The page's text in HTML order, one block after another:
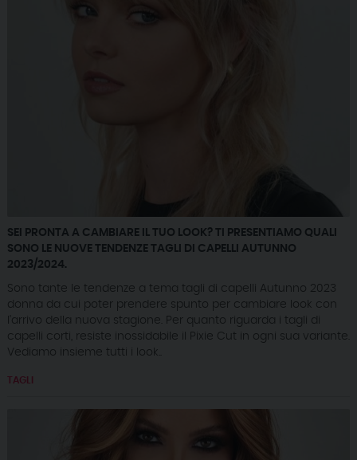
SEI PRONTA A CAMBIARE IL TUO LOOK? TI PRESENTIAMO QUALI
SONO LE NUOVE TENDENZE TAGLI DI CAPELLI AUTUNNO
2023/2024.
Sono tante le tendenze a tema tagli di capelli Autunno 2023
donna da cui poter prendere spunto per cambiare look con
l'arrivo della nuova stagione. Per quanto riguarda i tagli di
capelli corti, resiste inossidabile il Pixie Cut in ogni sua variante.
Vediamo insieme tutti i look..
TAGLI